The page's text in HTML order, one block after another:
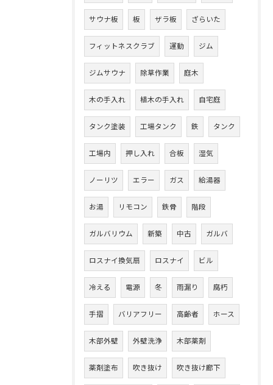
サウナ板 板 ザラ板 ざらいた
フィットネスクラブ 運動 ジム
ジムサウナ 除草作業 庭木
木の手入れ 植木の手入れ 自宅庭
タンク塗装 工場タンク 鉄 タンク
工場内 押し入れ 合板 湿気
ノーリツ エラー ガス 給湯器
お湯 リモコン 鉄骨 階段
ガルバリウム 新築 中古 ガルバ
ロスナイ換気扇 ロスナイ ビル
冷える 電源 冬 雨漏り 腐朽
手摺 バリアフリー 高齢者 ホース
木部外壁 外壁洗浄 木部薬剤
薬剤塗布 吹き抜け 吹き抜け廊下